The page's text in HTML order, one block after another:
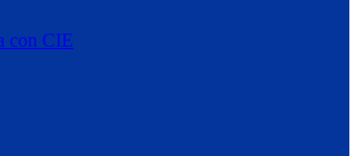
con CIE